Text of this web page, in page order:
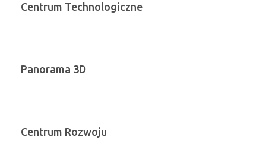
Centrum Technologiczne
Panorama 3D
Centrum Rozwoju